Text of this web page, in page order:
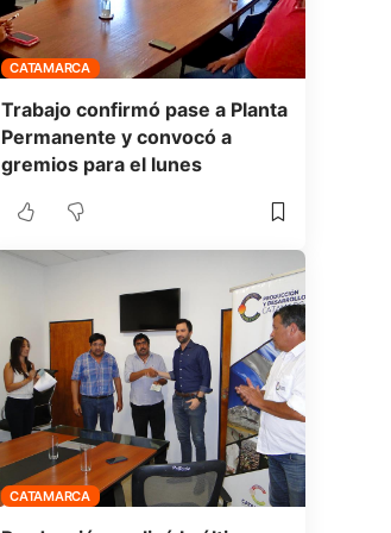
CATAMARCA
Trabajo confirmó pase a Planta
Permanente y convocó a
gremios para el lunes
CATAMARCA